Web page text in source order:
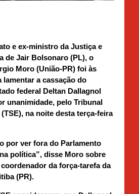
e ex-ministro da Justiça e
de Jair Bolsonaro (PL), o
Moro (União-PR) foi às
lamentar a cassação do
federal Deltan Dallagnol
unanimidade, pelo Tribunal
na noite desta terça-feira
por ver fora do Parlamento
política”, disse Moro sobre
da força-tarefa da
(PR).